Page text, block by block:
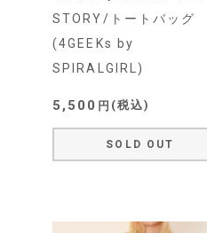
STORY/トートバッグ
(4GEEKs by
SPIRALGIRL)
5,500 税込
SOLD OUT